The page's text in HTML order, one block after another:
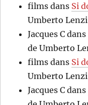
films dans Si
Umberto Lenzi
Jacques C dans
de Umberto
films dans Si
Umberto Lenzi
Jacques C dans